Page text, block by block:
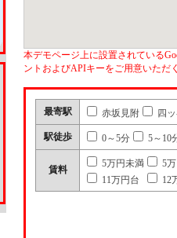
本デモページ上に設置されている
ントおよびAPIキーをご用意いただ
最寄駅 赤坂見附 四
駅徒歩 0～5分 5～10
賃料
5万円未満
5
11万円台
12